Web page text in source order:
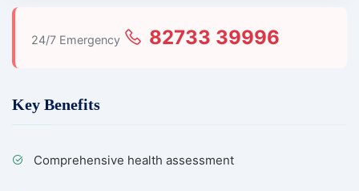
24/7 Emergency 82733 39996
Key Benefits
Comprehensive health assessment